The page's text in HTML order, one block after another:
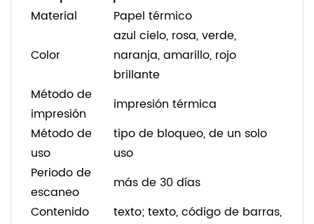
Material
Papel térmico
Color
azul cielo, rosa, verde,
naranja, amarillo, rojo
brillante
Método de
impresión
impresión térmica
Método de
uso
tipo de bloqueo, de un solo
uso
Periodo de
escaneo
más de 30 días
Contenido
texto; texto, código de barras,